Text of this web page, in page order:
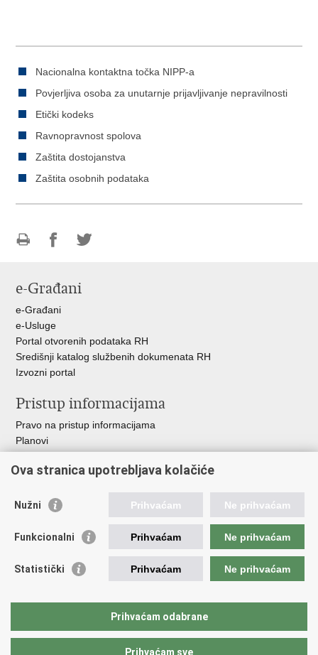
Nacionalna kontaktna točka NIPP-a
Povjerljiva osoba za unutarnje prijavljivanje nepravilnosti
Etički kodeks
Ravnopravnost spolova
Zaštita dostojanstva
Zaštita osobnih podataka
FacebookuTwitteru
e-Građani
e-Građani
e-Usluge
Portal otvorenih podataka RH
Središnji katalog službenih dokumenata RH
Izvozni portal
Pristup informacijama
Pravo na pristup informacijama
Planovi
Financijski dokumenti
Važne poveznice
Vlada RH
Operativni program konkurentnost i kohezija
Hrvatska komora ovlaštenih inženjera geodezije
Ova stranica upotrebljava kolačiće
Nužni Prihvaćam Ne prihvaćam
Funkcionalni Prihvaćam Ne prihvaćam
Statistički Prihvaćam Ne prihvaćam
Prihvaćam odabrane
Prihvaćam sve